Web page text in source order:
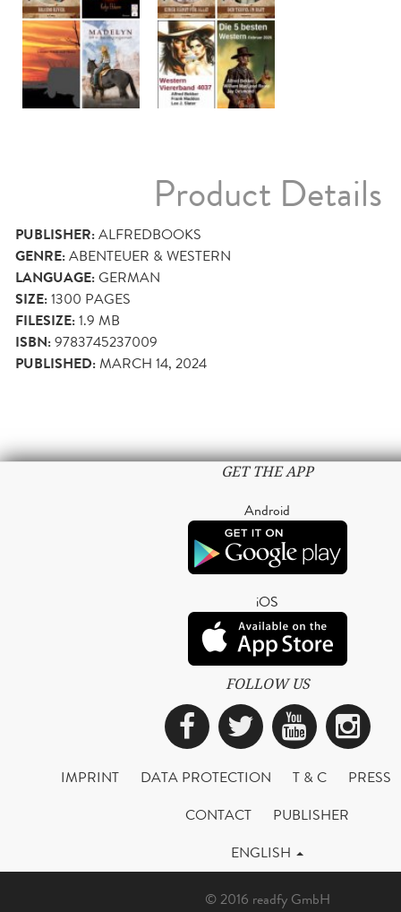
Product Details
PUBLISHER:ALFREDBOOKS
GENRE:ABENTEUER & WESTERN
LANGUAGE:GERMAN
SIZE:1300 PAGES
FILESIZE:1.9 MB
ISBN:9783745237009
PUBLISHED:MARCH 14, 2024
GET THE APP
Android
iOS
FOLLOW US
Facebook
Twitter
IMPRINT DATA PROTECTION T & C
PRESS
CONTACT
PUBLISHER
ENGLISH
© 2016 readfy GmbH